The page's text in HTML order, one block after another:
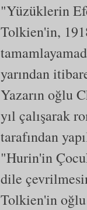
"Yüzüklerin
Tolkien'in,
yarından
Yazarın oğlu
yıl çalışarak
tarafından
"Hurin'in
dile
Tolkien'in